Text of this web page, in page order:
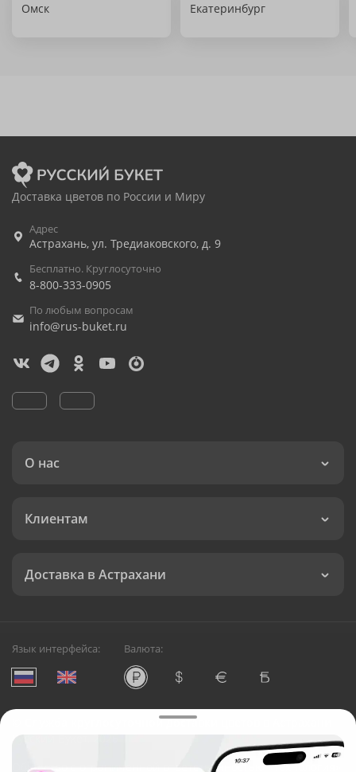
Омск Екатеринбург
Доставка цветов по России и Миру
Адрес
Астрахань, ул. Тредиаковского, д. 9
Бесплатно. Круглосуточно
8-800-333-0905
По любым вопросам
info@rus-buket.ru
О нас
Клиентам
Доставка в Астрахани
Язык интерфейса: Валюта:
Служба круглосуточной доставки цветов в Астрахани
Русский Букет, 2026
Общество с ограниченной ответственностью «Технология»